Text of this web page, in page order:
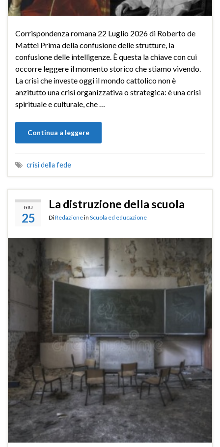
Corrispondenza romana 22 Luglio 2026 di Roberto de
Mattei Prima della confusione delle strutture, la
confusione delle intelligenze. È questa la chiave con cui
occorre leggere il momento storico che stiamo vivendo.
La crisi che investe oggi il mondo cattolico non è
anzitutto una crisi organizzativa o strategica: è una crisi
spirituale e culturale, che …
Continua a leggere
crisi della fede
GIU
25
La distruzione della scuola
DiRedazionein Scuola ed educazione